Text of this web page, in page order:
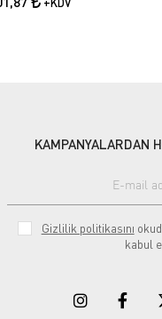
KAMPANYALARDAN
Gizlilik politikasını
kabul